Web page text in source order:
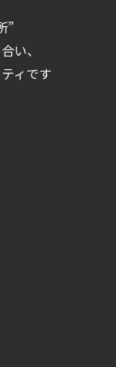
”
い、
ィです